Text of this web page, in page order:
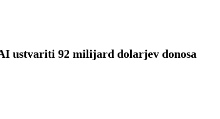
ustvariti 92 milijard dolarjev donosa